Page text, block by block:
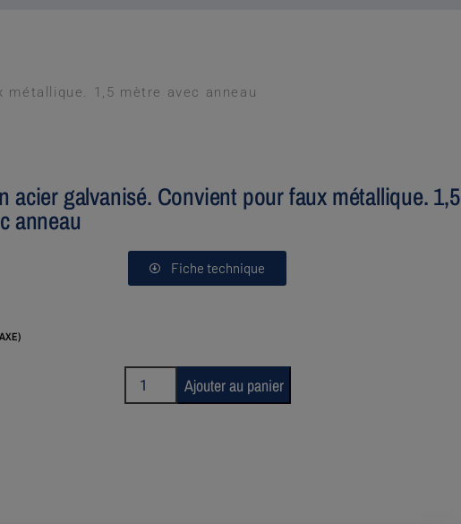
1,5 mètre avec anneau
acier galvanisé. Convient pour faux métallique. 1,5
anneau
Fiche technique
Ajouter au panier